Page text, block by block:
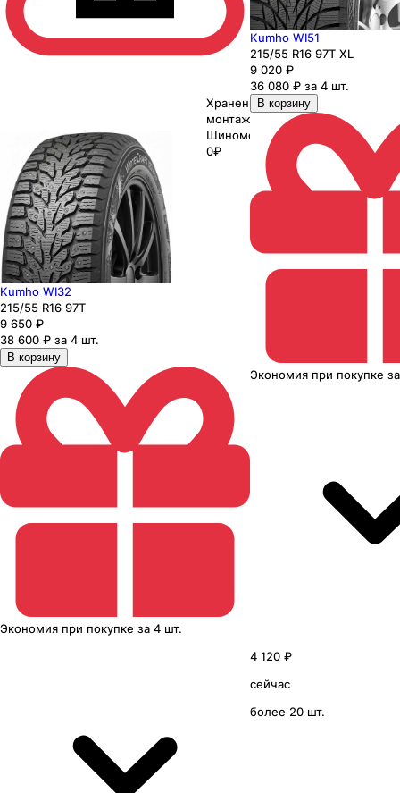
Хранение до
монтажа 0₽
Шиномонтаж
0₽
Kumho WI32
215/55 R16 97T
9 650 ₽
38 600 ₽ за 4 шт.
В корзину
Экономия при покупке за 4 шт.
Kumho WI51
215/55 R16 97T XL
9 020 ₽
36 080 ₽ за 4 шт.
В корзину
Экономия при покупке
4 120 ₽
сейчас
более 20 шт.